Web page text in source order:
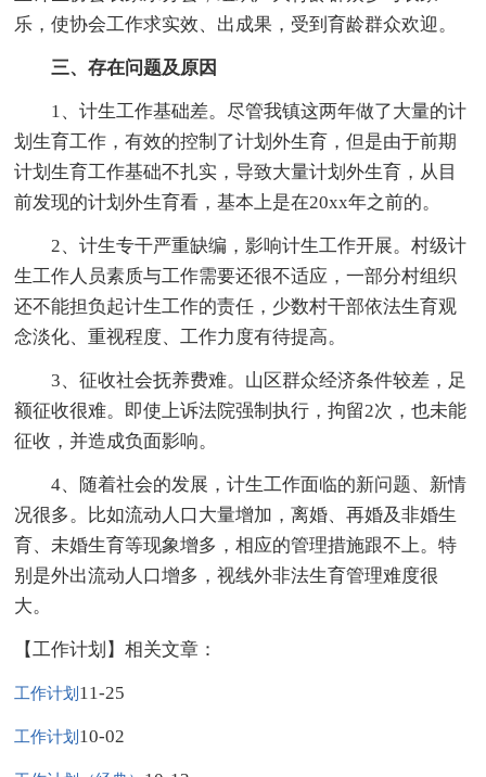
乐，使协会工作求实效、出成果，受到育龄群众欢迎。
三、存在问题及原因
1、计生工作基础差。尽管我镇这两年做了大量的计
划生育工作，有效的控制了计划外生育，但是由于前期
计划生育工作基础不扎实，导致大量计划外生育，从目
前发现的计划外生育看，基本上是在20xx年之前的。
2、计生专干严重缺编，影响计生工作开展。村级计
生工作人员素质与工作需要还很不适应，一部分村组织
还不能担负起计生工作的责任，少数村干部依法生育观
念淡化、重视程度、工作力度有待提高。
3、征收社会抚养费难。山区群众经济条件较差，足
额征收很难。即使上诉法院强制执行，拘留2次，也未能
征收，并造成负面影响。
4、随着社会的发展，计生工作面临的新问题、新情
况很多。比如流动人口大量增加，离婚、再婚及非婚生
育、未婚生育等现象增多，相应的管理措施跟不上。特
别是外出流动人口增多，视线外非法生育管理难度很
大。
【工作计划】相关文章：
工作计划 11-25
工作计划 10-02